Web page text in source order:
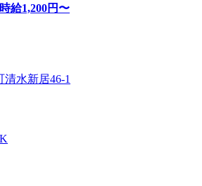
時給1,200円〜
水新居46-1